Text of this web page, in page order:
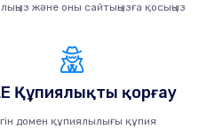
және оны сайтыңызға қосыңыз
Құпиялықты қорғау
домен құпиялылығы құпия